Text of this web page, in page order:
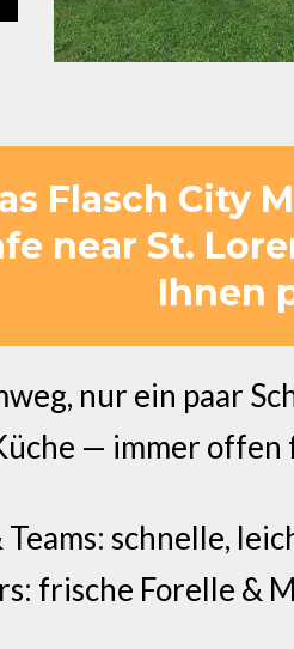
Flasch City
near St.
Ihnen
nur ein paar
— immer
schnelle,
frische Forelle &